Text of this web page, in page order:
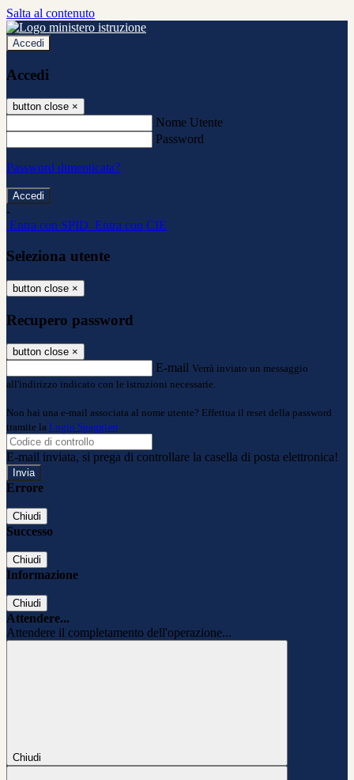
Salta al contenuto
Accedi
Accedi
button close ×
Nome Utente
Password
Password dimenticata?
-
Entra con SPID Entra con CIE
Seleziona utente
button close ×
Recupero password
button close ×
E-mail Verrà inviato un messaggio
all'indirizzo indicato con le istruzioni necessarie.
Non hai una e-mail associata al nome utente? Effettua il reset della password
tramite la Login Spaggiari
E-mail inviata, si prega di controllare la casella di posta elettronica!
Errore
Chiudi
Successo
Chiudi
Informazione
Chiudi
Attendere...
Attendere il completamento dell'operazione...
Chiudi